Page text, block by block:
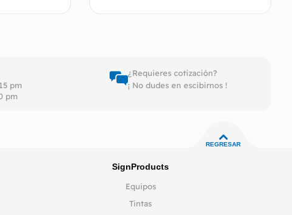
pm
pm
¿Requieres cotización?
¡ No dudes en escibirnos !
REGRESAR
SignProducts
Equipos
Tintas